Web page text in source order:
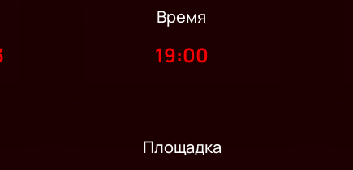
Время
19:00
Площадка